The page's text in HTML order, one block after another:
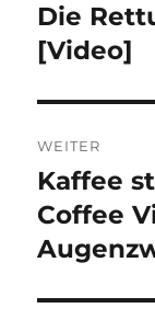
Vorheriger
Beitrag:
Die
[Video]
WEITER
Nächster
Beitrag:
Kaffee
Coffee